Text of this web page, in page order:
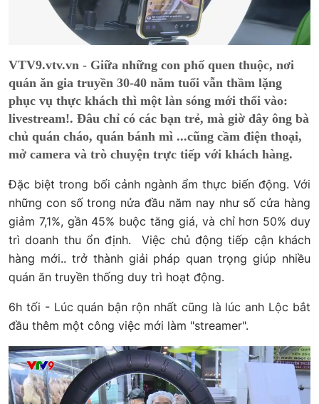
VTV9.vtv.vn - Giữa những con phố quen thuộc, nơi
quán ăn gia truyền 30-40 năm tuổi vẫn thầm lặng
phục vụ thực khách thì một làn sóng mới thổi vào:
livestream!. Đâu chỉ có các bạn trẻ, mà giờ đây ông bà
chủ quán cháo, quán bánh mì ...cũng cầm điện thoại,
mở camera và trò chuyện trực tiếp với khách hàng.
Đặc biệt trong bối cảnh ngành ẩm thực biến động. Với
những con số trong nửa đầu năm nay như số cửa hàng
giảm 7,1%, gần 45% buộc tăng giá, và chỉ hơn 50% duy
trì doanh thu ổn định. Việc chủ động tiếp cận khách
hàng mới.. trở thành giải pháp quan trọng giúp nhiều
quán ăn truyền thống duy trì hoạt động.
6h tối - Lúc quán bận rộn nhất cũng là lúc anh Lộc bắt
đầu thêm một công việc mới làm "streamer".